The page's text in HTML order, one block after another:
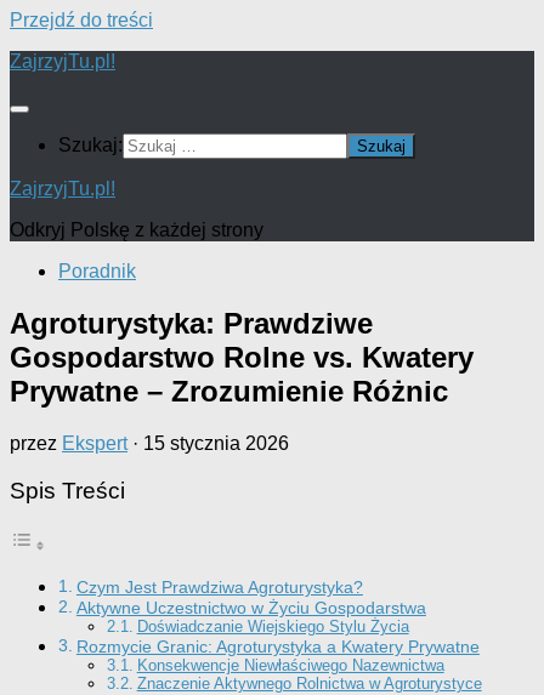
Przejdź do treści
ZajrzyjTu.pl!
Szukaj:
ZajrzyjTu.pl!
Odkryj Polskę z każdej strony
Poradnik
Agroturystyka: Prawdziwe
Gospodarstwo Rolne vs. Kwatery
Prywatne – Zrozumienie Różnic
przez Ekspert· 15 stycznia 2026
Spis Treści
Czym Jest Prawdziwa Agroturystyka?
Aktywne Uczestnictwo w Życiu Gospodarstwa
Doświadczanie Wiejskiego Stylu Życia
Rozmycie Granic: Agroturystyka a Kwatery Prywatne
Konsekwencje Niewłaściwego Nazewnictwa
Znaczenie Aktywnego Rolnictwa w Agroturystyce